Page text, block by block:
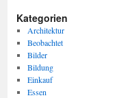
Kategorien
Architektur
Beobachtet
Bilder
Bildung
Einkauf
Essen